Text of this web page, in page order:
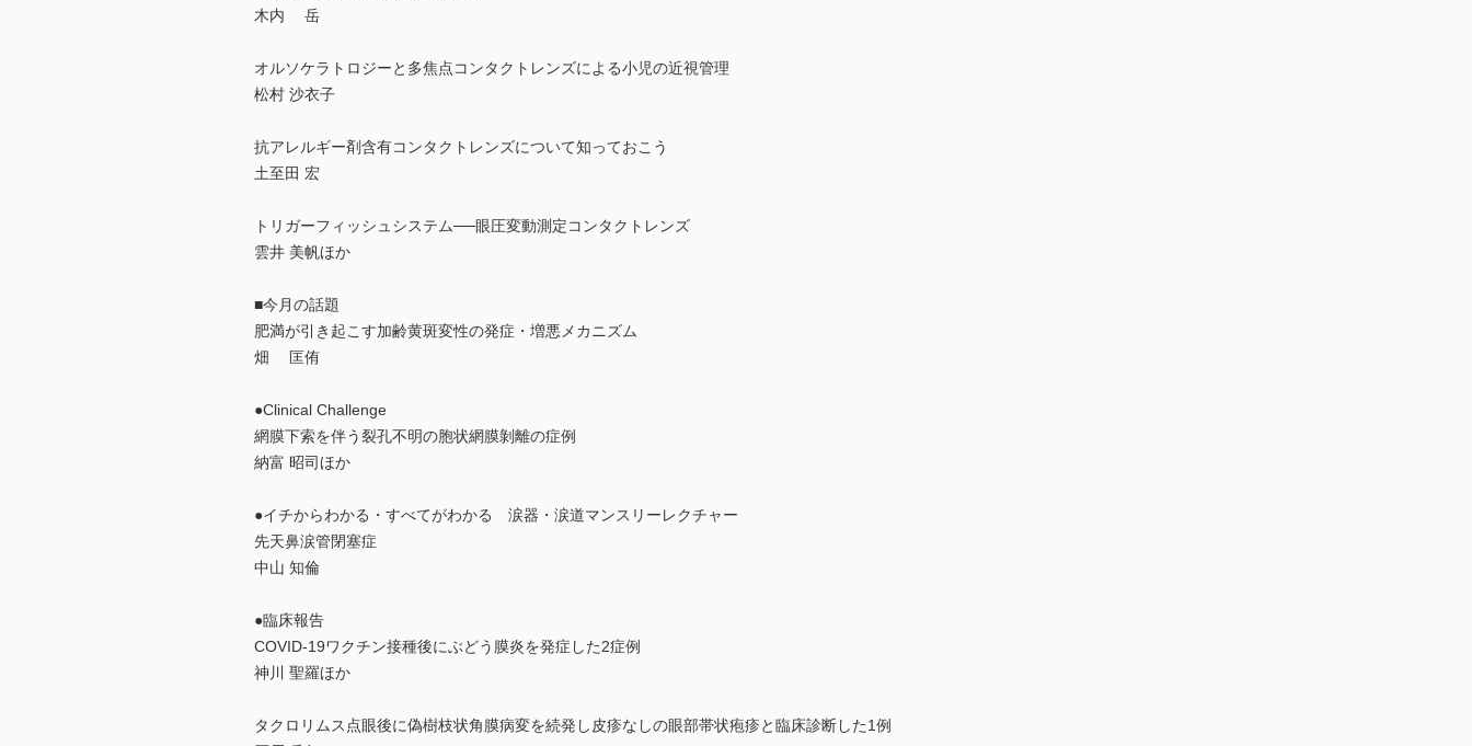
木内 岳
オルソケラトロジーと多焦点コンタクトレンズによる小児の近視管理
松村 沙衣子
抗アレルギー剤含有コンタクトレンズについて知っておこう
土至田 宏
トリガーフィッシュシステム──眼圧変動測定コンタクトレンズ
雲井 美帆ほか
■今月の話題
肥満が引き起こす加齢黄斑変性の発症・増悪メカニズム
畑 匡侑
●Clinical Challenge
網膜下索を伴う裂孔不明の胞状網膜剝離の症例
納富 昭司ほか
●イチからわかる・すべてがわかる 涙器・涙道マンスリーレクチャー
先天鼻涙管閉塞症
中山 知倫
●臨床報告
COVID-19ワクチン接種後にぶどう膜炎を発症した2症例
神川 聖羅ほか
タクロリムス点眼後に偽樹枝状角膜病変を続発し皮疹なしの眼部帯状疱疹と臨床診断した1例